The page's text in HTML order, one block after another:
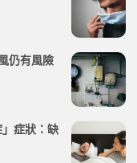
仍有風險
症狀：缺